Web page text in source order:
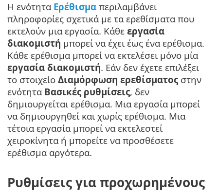
Η ενότητα Ερέθισμα περιλαμβάνει
πληροφορίες σχετικά με τα ερεθίσματα που
εκτελούν μια εργασία. Κάθε εργασία
διακομιστή μπορεί να έχει έως ένα ερέθισμα.
Κάθε ερέθισμα μπορεί να εκτελέσει μόνο μία
εργασία διακομιστή. Εάν δεν έχετε επιλέξει
το στοιχείο Διαμόρφωση ερεθίσματος στην
ενότητα Βασικές ρυθμίσεις, δεν
δημιουργείται ερέθισμα. Μια εργασία μπορεί
να δημιουργηθεί και χωρίς ερέθισμα. Μια
τέτοια εργασία μπορεί να εκτελεστεί
χειροκίνητα ή μπορείτε να προσθέσετε
ερέθισμα αργότερα.
Ρυθμίσεις για προχωρημένους